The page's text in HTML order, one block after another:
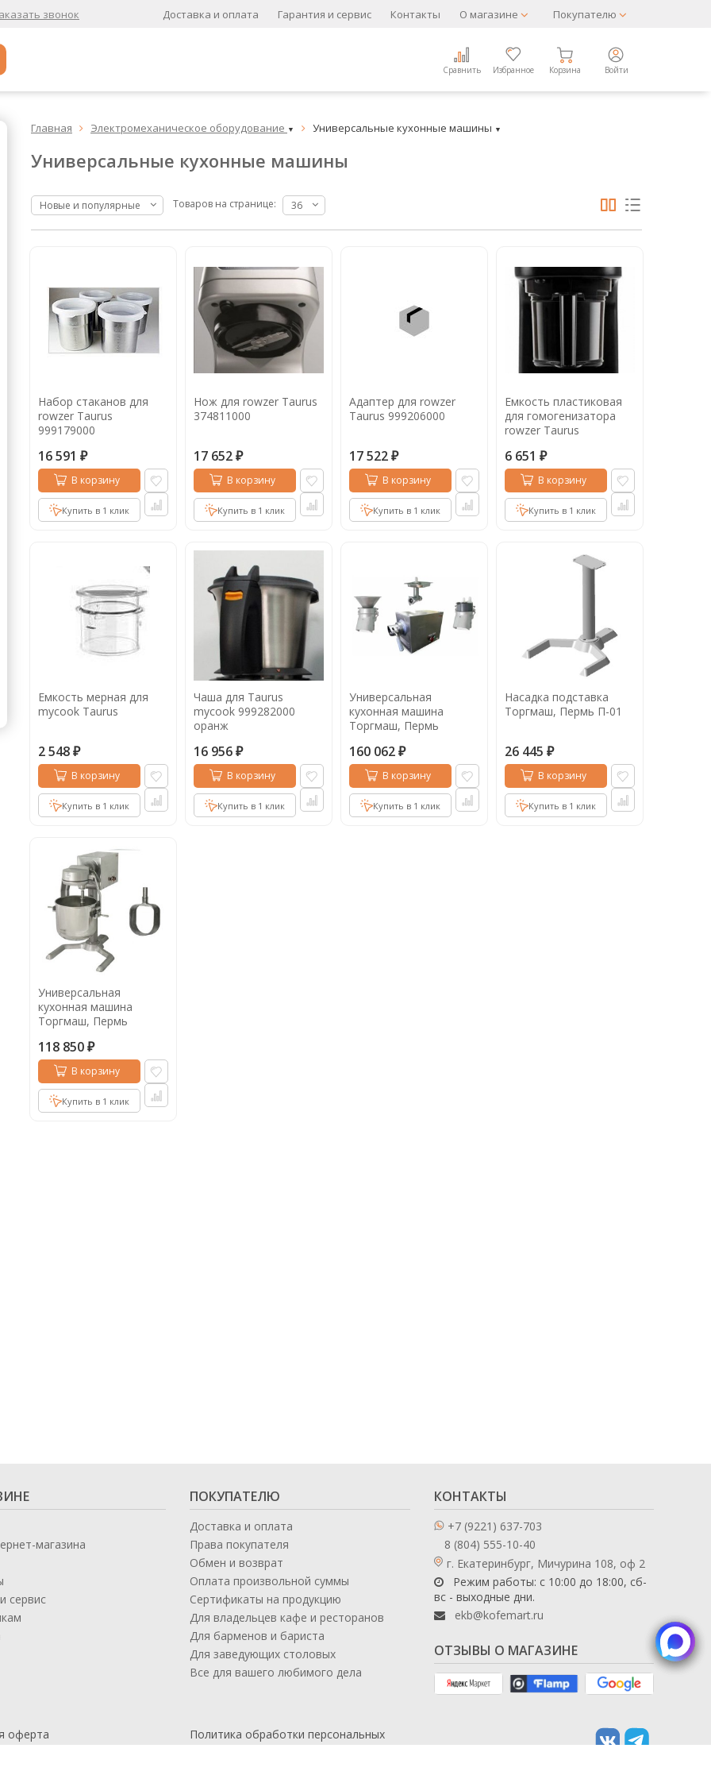
звонок Доставка и оплата Гарантия и сервис Контакты О магазине Покупателю
Сравнить Избранное Корзина Войти
Кофе в зернах свежей обжарки
Кофе в зернах хит
Кофе в зернах свежей обжарки
Кофе в дрип пакетах
Кофе без кофеина
Кофе для вендинга
Кофе сублимированный
Главная  Электромеханическое оборудование ▼  Универсальные кухонные машины ▼
Универсальные кухонные машины
Новые и популярные Товаров на странице: 36
Набор стаканов для
rowzer Taurus
999179000
16 591 ₽
В корзину
Купить в 1 клик
Нож для rowzer Taurus
374811000
17 652 ₽
В корзину
Купить в 1 клик
Адаптер для rowzer
Taurus 999206000
17 522 ₽
В корзину
Купить в 1 клик
Емкость пластиковая
для гомогенизатора
rowzer Taurus
6 651 ₽
В корзину
Купить в 1 клик
Емкость мерная для
mycook Taurus
2 548 ₽
В корзину
Купить в 1 клик
Чаша для Taurus
mycook 999282000
оранж
16 956 ₽
В корзину
Купить в 1 клик
Универсальная
кухонная машина
Торгмаш, Пермь
160 062 ₽
В корзину
Купить в 1 клик
Насадка подставка
Торгмаш, Пермь П-01
26 445 ₽
В корзину
Купить в 1 клик
Универсальная
кухонная машина
Торгмаш, Пермь
118 850 ₽
В корзину
Купить в 1 клик
магазина
сервис
ПОКУПАТЕЛЮ
Доставка и оплата
Права покупателя
Обмен и возврат
Оплата произвольной суммы
Сертификаты на продукцию
Для владельцев кафе и ресторанов
Для барменов и бариста
Для заведующих столовых
Все для вашего любимого дела
КОНТАКТЫ
+7 (9221) 637-703
8 (804) 555-10-40
г. Екатеринбург, Мичурина 108, оф 2
Режим работы: с 10:00 до 18:00, сб-
вс - выходные дни.
ekb@kofemart.ru
ОТЗЫВЫ О МАГАЗИНЕ
оферта
Политика обработки персональных